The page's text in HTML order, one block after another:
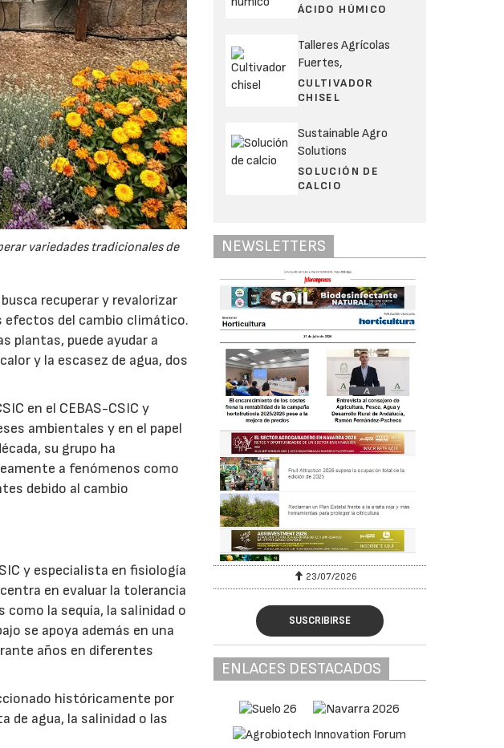
variedades tradicionales de
recuperar y revalorizar
efectos del cambio climático.
plantas, puede ayudar a
y la escasez de agua, dos
en el CEBAS-CSIC y
ambientales y en el papel
su grupo ha
a fenómenos como
debido al cambio
y especialista en fisiología
en evaluar la tolerancia
la sequía, la salinidad o
se apoya además en una
años en diferentes
históricamente por
de agua, la salinidad o las
ÁCIDO HÚMICO
Talleres Agrícolas
Fuertes,
CULTIVADOR
CHISEL
Sustainable Agro
Solutions
SOLUCIÓN DE
CALCIO
NEWSLETTERS
30/07/2026 23/07/2026
SUSCRIBIRSE
ENLACES DESTACADOS